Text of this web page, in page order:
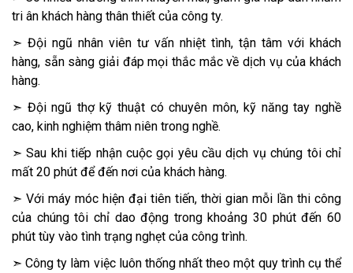
tri ân khách hàng thân thiết của công ty.
➣ Đội ngũ nhân viên tư vấn nhiệt tình, tận tâm với khách
hàng, sẵn sàng giải đáp mọi thắc mắc về dịch vụ của khách
hàng.
➣ Đội ngũ thợ kỹ thuật có chuyên môn, kỹ năng tay nghề
cao, kinh nghiệm thâm niên trong nghề.
➣ Sau khi tiếp nhận cuộc gọi yêu cầu dịch vụ chúng tôi chỉ
mất 20 phút để đến nơi của khách hàng.
➣ Với máy móc hiện đại tiên tiến, thời gian mỗi lần thi công
của chúng tôi chỉ dao động trong khoảng 30 phút đến 60
phút tùy vào tình trạng nghẹt của công trình.
➣ Công ty làm việc luôn thống nhất theo một quy trình cụ thể